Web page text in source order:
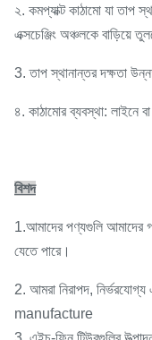
২. কমপ্যাক্ট কাঠামো যা তাপ
এক্সচেঞ্জিং অঞ্চলকে বাড়িয়ে
3. তাপ স্থানান্তর দক্ষতা
৪. কাঠামোর ব্যবস্থা: লাইনে
বিশদ
1.আমাদের পণ্যগুলি আমাদের
যেতে পারে।
2. আমরা নিরাপদ,
manufacture